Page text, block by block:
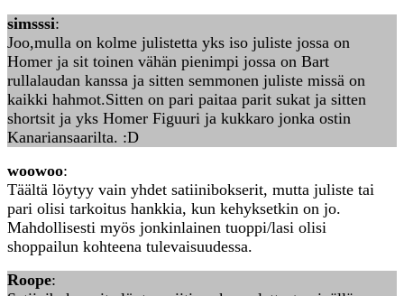
simsssi:
Joo,mulla on kolme julistetta yks iso juliste jossa on
Homer ja sit toinen vähän pienimpi jossa on Bart
rullalaudan kanssa ja sitten semmonen juliste missä on
kaikki hahmot.Sitten on pari paitaa parit sukat ja sitten
shortsit ja yks Homer Figuuri ja kukkaro jonka ostin
Kanariansaarilta. :D
woowoo:
Täältä löytyy vain yhdet satiinibokserit, mutta juliste tai
pari olisi tarkoitus hankkia, kun kehyksetkin on jo.
Mahdollisesti myös jonkinlainen tuoppi/lasi olisi
shoppailun kohteena tulevaisuudessa.
Roope: